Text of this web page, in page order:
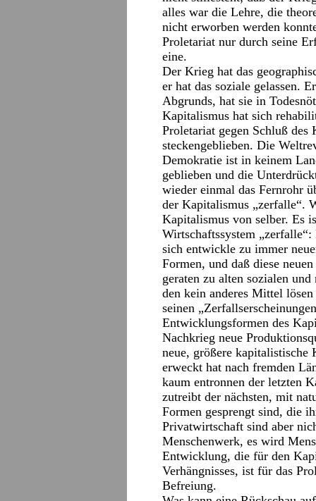
alles war die Lehre, die
nicht erworben werden
Proletariat nur durch seine
eine.
Der Krieg hat das
er hat das soziale gelassen.
Abgrunds, hat sie in
Kapitalismus hat sich
Proletariat gegen Schluß des
steckengeblieben. Die
Demokratie ist in keinem
geblieben und die
wieder einmal das Fernrohr
der Kapitalismus „zerfalle“.
Kapitalismus von selber. Es
Wirtschaftssystem
sich entwickle zu immer
Formen, und daß diese
geraten zu alten sozialen
den kein anderes Mittel
seinen
Entwicklungsformen des
Nachkrieg neue
neue, größere kapitalistische
erweckt hat nach fremden
kaum entronnen der letzten
zutreibt der nächsten, mit
Formen gesprengt sind, die
Privatwirtschaft sind aber
Menschenwerk, es wird
Entwicklung, die für den
Verhängnisses, ist für das
Befreiung.